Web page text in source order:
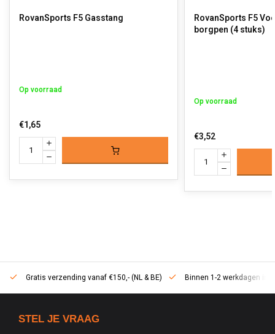
RovanSports F5 Gasstang
Op voorraad
€1,65
RovanSports F5
borgpen (4 stuks)
Op voorraad
€3,52
Gratis verzending vanaf €150,- (NL & BE) Binnen 1-2 werkdagen in
STEL JE VRAAG